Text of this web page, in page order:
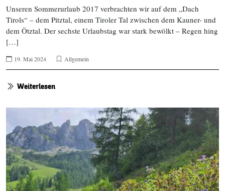
Unseren Sommerurlaub 2017 verbrachten wir auf dem „Dach
Tirols“ – dem Pitztal, einem Tiroler Tal zwischen dem Kauner- und
dem Ötztal. Der sechste Urlaubstag war stark bewölkt – Regen hing
[…]
19. Mai 2024 Allgemein
Weiterlesen